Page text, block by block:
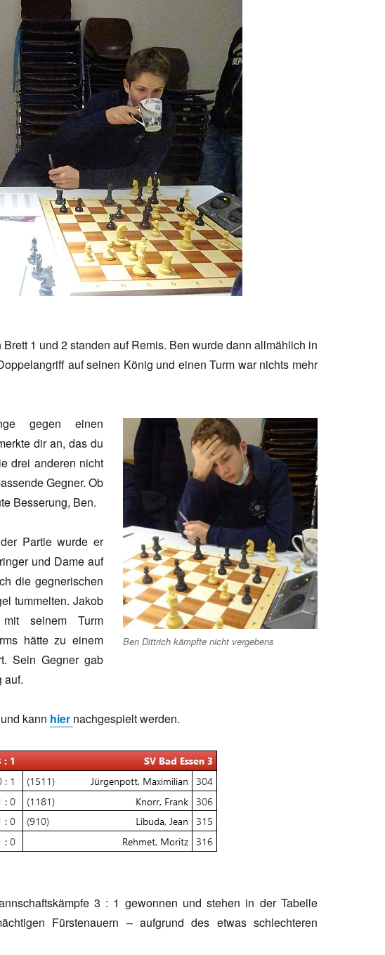
1 und 2 standen auf Remis. Ben wurde dann allmählich in
auf seinen König und einen Turm war nichts mehr
Ben Dittrich kämpfte nicht vergebens
gegen einen
dir an, das du
drei anderen nicht
Gegner. Ob
Besserung, Ben.
Partie wurde er
und Dame auf
die gegnerischen
tummelten. Jakob
seinem Turm
hätte zu einem
Sein Gegner gab
auf.
kann hier nachgespielt werden.
3 : 1 gewonnen und stehen in der Tabelle
Fürstenauern – aufgrund des etwas schlechteren